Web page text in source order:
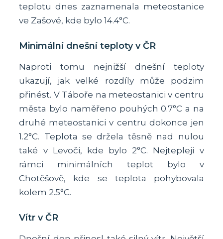
teplotu dnes zaznamenala meteostanice
ve Zašové, kde bylo 14.4°C.
Minimální dnešní teploty v ČR
Naproti tomu nejnižší dnešní teploty
ukazují, jak velké rozdíly může podzim
přinést. V Táboře na meteostanici v centru
města bylo naměřeno pouhých 0.7°C a na
druhé meteostanici v centru dokonce jen
1.2°C. Teplota se držela těsně nad nulou
také v Levoči, kde bylo 2°C. Nejtepleji v
rámci minimálních teplot bylo v
Chotěšově, kde se teplota pohybovala
kolem 2.5°C.
Vítr v ČR